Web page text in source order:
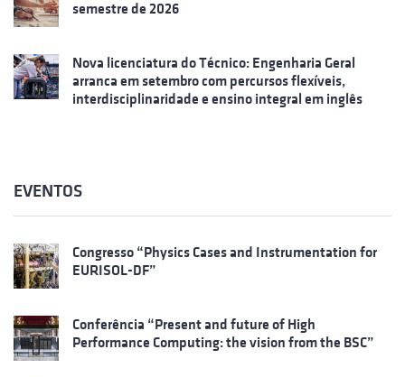
semestre de 2026
Nova licenciatura do Técnico: Engenharia Geral
arranca em setembro com percursos flexíveis,
interdisciplinaridade e ensino integral em inglês
EVENTOS
Congresso “Physics Cases and Instrumentation for
EURISOL-DF”
Conferência “Present and future of High
Performance Computing: the vision from the BSC”